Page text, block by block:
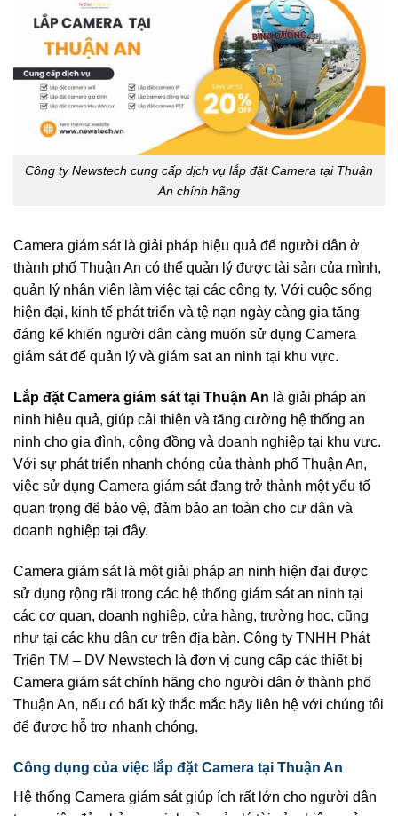
Công ty Newstech cung cấp dịch vụ lắp đặt Camera tại Thuận
An chính hãng
Camera giám sát là giải pháp hiệu quả để người dân ở
thành phố Thuận An có thể quản lý được tài sản của mình,
quản lý nhân viên làm việc tại các công ty. Với cuộc sống
hiện đại, kinh tế phát triển và tệ nạn ngày càng gia tăng
đáng kể khiến người dân càng muốn sử dụng Camera
giám sát để quản lý và giám sat an ninh tại khu vực.
Lắp đặt Camera giám sát tại Thuận An là giải pháp an
ninh hiệu quả, giúp cải thiện và tăng cường hệ thống an
ninh cho gia đình, cộng đồng và doanh nghiệp tại khu vực.
Với sự phát triển nhanh chóng của thành phố Thuận An,
việc sử dụng Camera giám sát đang trở thành một yếu tố
quan trọng để bảo vệ, đảm bảo an toàn cho cư dân và
doanh nghiệp tại đây.
Camera giám sát là một giải pháp an ninh hiện đại được
sử dụng rộng rãi trong các hệ thống giám sát an ninh tại
các cơ quan, doanh nghiệp, cửa hàng, trường học, cũng
như tại các khu dân cư trên địa bàn. Công ty TNHH Phát
Triển TM – DV Newstech là đơn vị cung cấp các thiết bị
Camera giám sát chính hãng cho người dân ở thành phố
Thuận An, nếu có bất kỳ thắc mắc hãy liên hệ với chúng tôi
để được hỗ trợ nhanh chóng.
Công dụng của việc lắp đặt Camera tại Thuận An
Hệ thống Camera giám sát giúp ích rất lớn cho người dân